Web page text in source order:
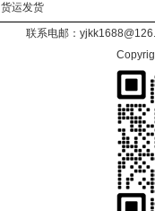
货运发货
联系电邮：